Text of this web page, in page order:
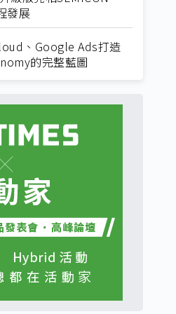
發展
、Google Ads打造
的完整藍圖